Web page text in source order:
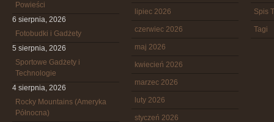
Powieści
6 sierpnia, 2026
Fotobudki i Gadżety
5 sierpnia, 2026
Sportowe Gadżety i
Technologie
4 sierpnia, 2026
Rocky Mountains (Ameryka
Północna)
lipiec 2026
czerwiec 2026
maj 2026
kwiecień 2026
marzec 2026
luty 2026
styczeń 2026
Spis
Tagi